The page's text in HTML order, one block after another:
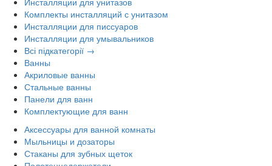
Комплекты инсталляций с унитазом
Инсталляции для писсуаров
Инсталляции для умывальников
Всі підкатегорії →
Ванны
Акриловые ванны
Стальные ванны
Панели для ванн
Комплектующие для ванн
Аксессуары для ванной комнаты
Мыльницы и дозаторы
Стаканы для зубных щеток